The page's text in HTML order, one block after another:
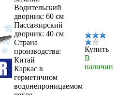
Водительский
дворник: 60 см
Пассажирский
дворник: 40 см
Страна
производства:
Китай
Каркас в
герметичном
водонепроницаемом
Купить
В
наличии